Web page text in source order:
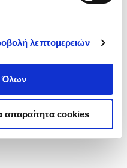
λεπτομερειών
Όλων
απαραίτητα cookies